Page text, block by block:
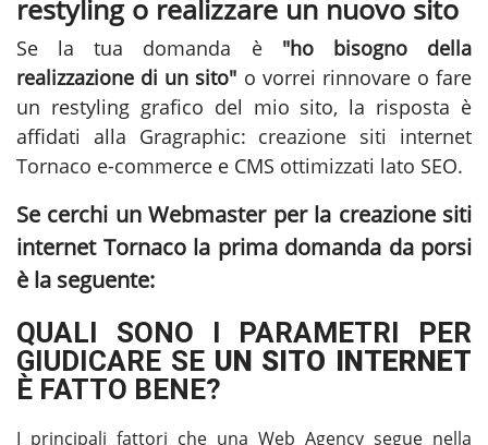
restyling o realizzare un nuovo sito
Se la tua domanda è "ho bisogno della
realizzazione di un sito" o vorrei rinnovare o fare
un restyling grafico del mio sito, la risposta è
affidati alla Gragraphic: creazione siti internet
Tornaco e-commerce e CMS ottimizzati lato SEO.
Se cerchi un Webmaster per la creazione siti
internet Tornacola prima domanda da porsi
è la seguente:
QUALI SONO I PARAMETRI PER
GIUDICARE SEUN SITO INTERNET
È FATTO BENE?
I principali fattori che una Web Agency segue nella